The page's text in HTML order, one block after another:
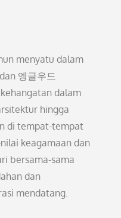
menyatu dalam
엥글우드
dalam
hingga
di tempat-tempat
keagamaan dan
bersama-sama
dan
mendatang.